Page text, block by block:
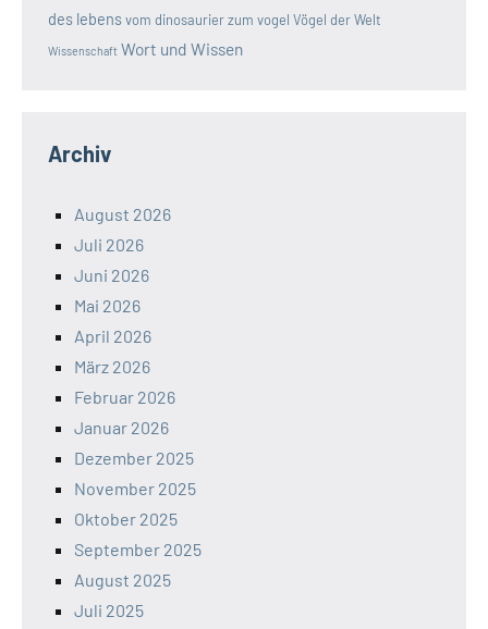
des lebensvom dinosaurier zum vogel Vögel der Welt
Wissenschaft Wort und Wissen
Archiv
August 2026
Juli 2026
Juni 2026
Mai 2026
April 2026
März 2026
Februar 2026
Januar 2026
Dezember 2025
November 2025
Oktober 2025
September 2025
August 2025
Juli 2025